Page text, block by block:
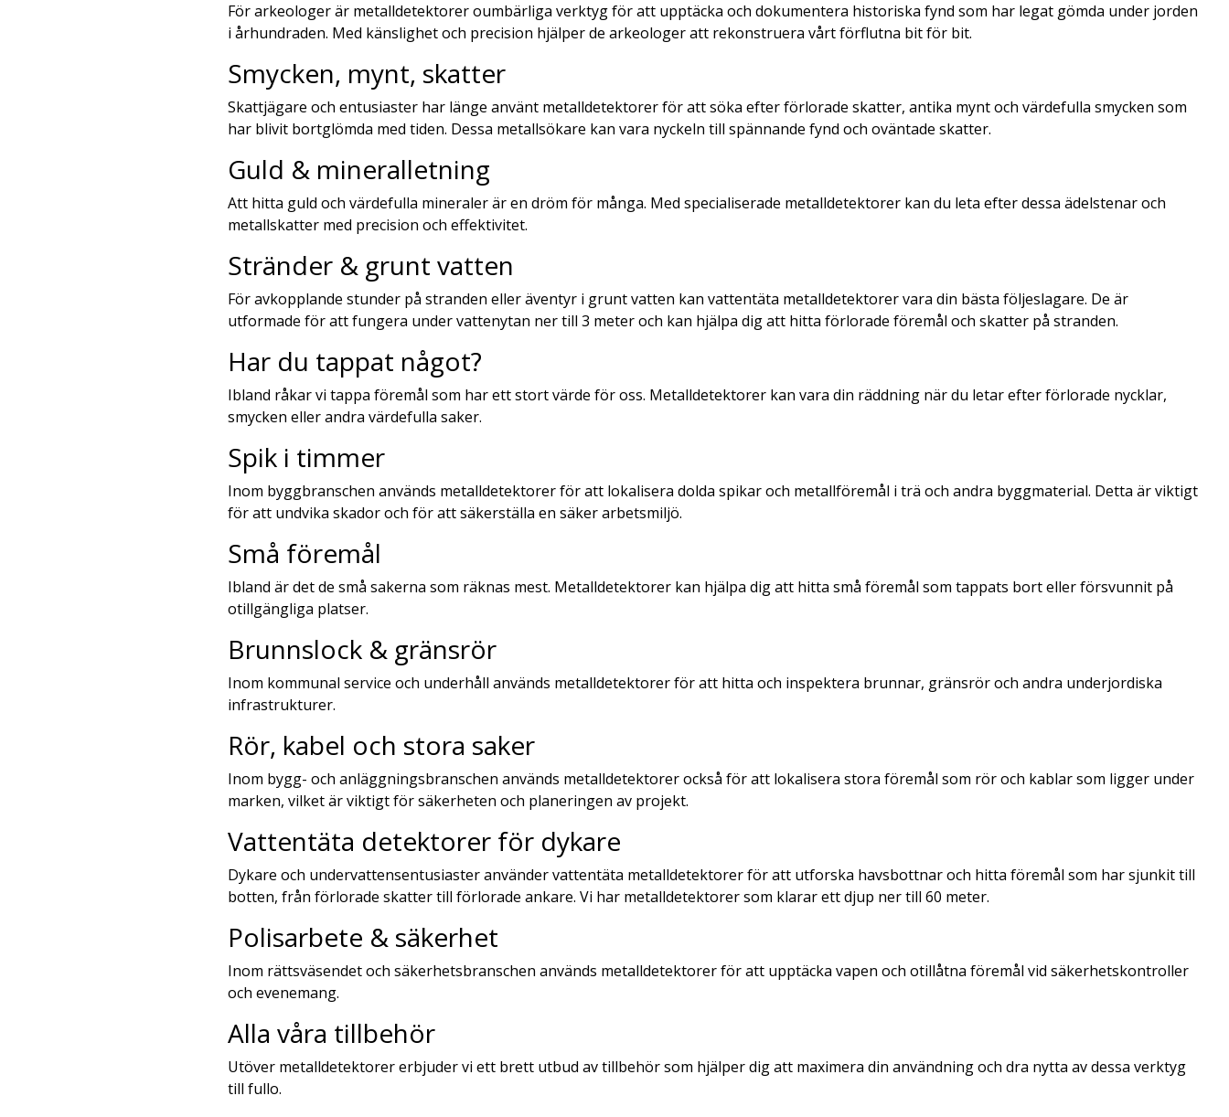
För arkeologer är metalldetektorer oumbärliga verktyg för att upptäcka och dokumentera historiska fynd som har legat gömda under jorden
i århundraden. Med känslighet och precision hjälper de arkeologer att rekonstruera vårt förflutna bit för bit.
Smycken, mynt, skatter
Skattjägare och entusiaster har länge använt metalldetektorer för att söka efter förlorade skatter, antika mynt och värdefulla smycken som
har blivit bortglömda med tiden. Dessa metallsökare kan vara nyckeln till spännande fynd och oväntade skatter.
Guld & mineralletning
Att hitta guld och värdefulla mineraler är en dröm för många. Med specialiserade metalldetektorer kan du leta efter dessa ädelstenar och
metallskatter med precision och effektivitet.
Stränder & grunt vatten
För avkopplande stunder på stranden eller äventyr i grunt vatten kan vattentäta metalldetektorer vara din bästa följeslagare. De är
utformade för att fungera under vattenytan ner till 3 meter och kan hjälpa dig att hitta förlorade föremål och skatter på stranden.
Har du tappat något?
Ibland råkar vi tappa föremål som har ett stort värde för oss. Metalldetektorer kan vara din räddning när du letar efter förlorade nycklar,
smycken eller andra värdefulla saker.
Spik i timmer
Inom byggbranschen används metalldetektorer för att lokalisera dolda spikar och metallföremål i trä och andra byggmaterial. Detta är viktigt
för att undvika skador och för att säkerställa en säker arbetsmiljö.
Små föremål
Ibland är det de små sakerna som räknas mest. Metalldetektorer kan hjälpa dig att hitta små föremål som tappats bort eller försvunnit på
otillgängliga platser.
Brunnslock & gränsrör
Inom kommunal service och underhåll används metalldetektorer för att hitta och inspektera brunnar, gränsrör och andra underjordiska
infrastrukturer.
Rör, kabel och stora saker
Inom bygg- och anläggningsbranschen används metalldetektorer också för att lokalisera stora föremål som rör och kablar som ligger under
marken, vilket är viktigt för säkerheten och planeringen av projekt.
Vattentäta detektorer för dykare
Dykare och undervattensentusiaster använder vattentäta metalldetektorer för att utforska havsbottnar och hitta föremål som har sjunkit till
botten, från förlorade skatter till förlorade ankare. Vi har metalldetektorer som klarar ett djup ner till 60 meter.
Polisarbete & säkerhet
Inom rättsväsendet och säkerhetsbranschen används metalldetektorer för att upptäcka vapen och otillåtna föremål vid säkerhetskontroller
och evenemang.
Alla våra tillbehör
Utöver metalldetektorer erbjuder vi ett brett utbud av tillbehör som hjälper dig att maximera din användning och dra nytta av dessa verktyg
till fullo.